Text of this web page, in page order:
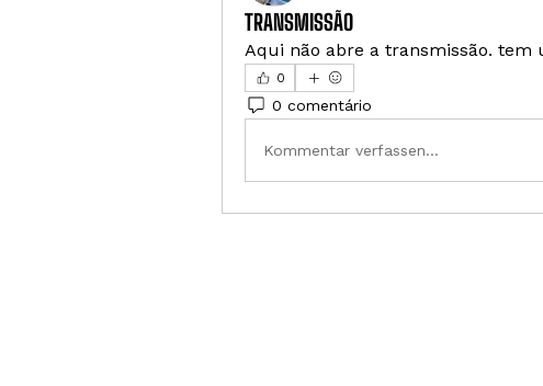
TRANSMISSÃO
Aqui não abre a transmissão. tem
0
0 comentário
Kommentar verfassen...